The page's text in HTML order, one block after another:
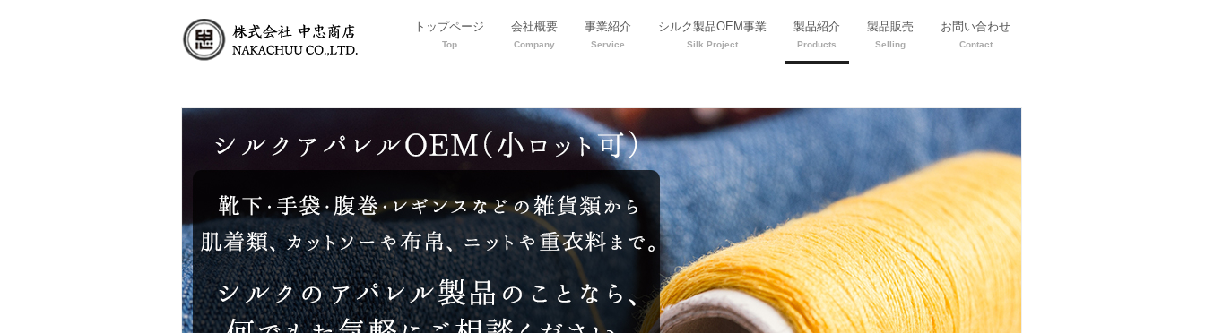
トップページ
Top
会社概要
Company
事業紹介
Service
シルク製品OEM事業
Silk Project
製品紹介
Products
製品販売
Selling
お問い合わせ
Contact